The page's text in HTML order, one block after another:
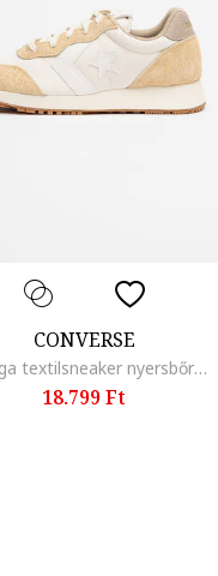
CONVERSE
Omega textilsneaker nyersbőr részletekkel, Fehér/Világosbézs
18.799 Ft